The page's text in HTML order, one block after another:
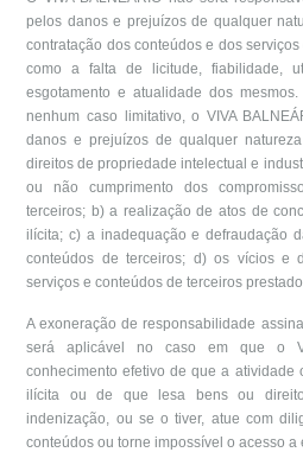
pelos danos e prejuízos de qualquer
contratação dos conteúdos e dos
como a falta de licitude, fiabilidade,
esgotamento e atualidade dos
nenhum caso limitativo, o VIVA
danos e prejuízos de qualquer
direitos de propriedade intelectual e
ou não cumprimento dos
terceiros; b) a realização de atos de
ilícita; c) a inadequação e defraudação
conteúdos de terceiros; d) os vícios e
serviços e conteúdos de terceiros
A exoneração de responsabilidade
será aplicável no caso em que o
conhecimento efetivo de que a atividade
ilícita ou de que lesa bens ou
indenização, ou se o tiver, atue com
conteúdos ou torne impossível o acesso a